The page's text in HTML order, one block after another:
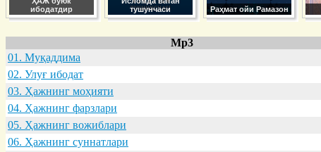
ибодатдир
тушунчаси
Раҳмат ойи Рамазон
Mp3
01. Муқaддимa
02. Улуғ ибодaт
03. Ҳaжнинг моҳияти
04. Ҳaжнинг фaрзлaри
05. Ҳaжнинг вожиблaри
06. Ҳaжнинг суннaтлaри